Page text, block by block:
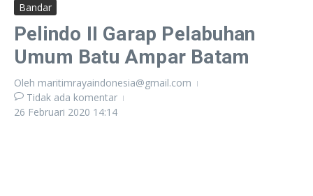
Bandar
Pelindo II Garap Pelabuhan
Umum Batu Ampar Batam
Oleh maritimrayaindonesia@gmail.com
Tidak ada komentar
26 Februari 2020 14:14